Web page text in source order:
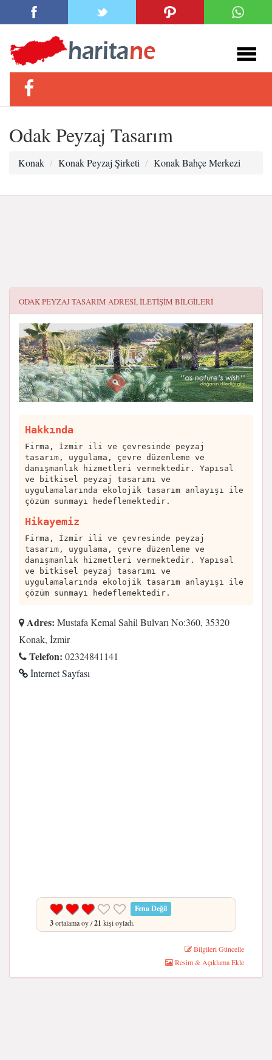
Odak Peyzaj Tasarım
Konak Konak Peyzaj Şirketi Konak Bahçe Merkezi
ODAK PEYZAJ TASARIM ADRESI, ILETIŞIM BILGILERI
Hakkında
Firma, İzmir ili ve çevresinde peyzaj
tasarım, uygulama, çevre düzenleme ve
danışmanlık hizmetleri vermektedir. Yapısal
ve bitkisel peyzaj tasarımı ve
uygulamalarında ekolojik tasarım anlayışı ile
çözüm sunmayı hedeflemektedir.
Hikayemiz
Firma, İzmir ili ve çevresinde peyzaj
tasarım, uygulama, çevre düzenleme ve
danışmanlık hizmetleri vermektedir. Yapısal
ve bitkisel peyzaj tasarımı ve
uygulamalarında ekolojik tasarım anlayışı ile
çözüm sunmayı hedeflemektedir.
Adres: Mustafa Kemal Sahil Bulvarı No:360, 35320
Konak, İzmir
Telefon: 02324841141
İnternet Sayfası
Fena Değil
3ortalama oy /21 kişi oyladı.
Bilgileri Güncelle
Resim & Açıklama Ekle